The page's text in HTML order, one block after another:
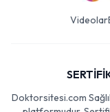
Videolar
Doktorsitesi.com